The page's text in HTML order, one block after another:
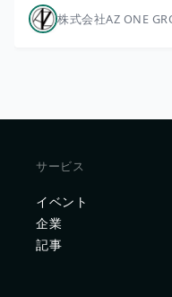
株式会社AZ ONE
サービス
イベント
企業
記事